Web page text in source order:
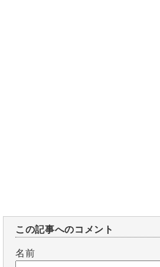
この記事へのコメント
名前